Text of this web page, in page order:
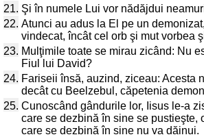
21. Şi în numele Lui vor nădăjdui
22. Atunci au adus la El pe un
vindecat, încât cel orb şi mut vorbea
23. Mulţimile toate se mirau zicând: Nu
Fiul lui David?
24. Fariseii însă, auzind, ziceau: Acesta
decât cu Beelzebul, căpetenia
25. Cunoscând gândurile lor, Iisus le-a
care se dezbină în sine se pustieşte,
care se dezbină în sine nu va dăinui.